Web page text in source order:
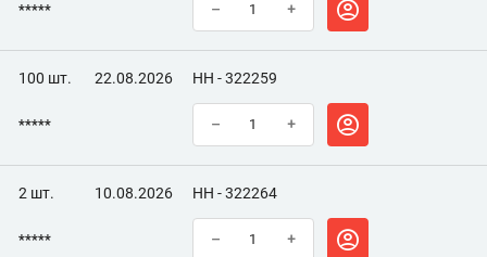
***** – +
100 шт. 22.08.2026 НН - 322259
***** – +
2 шт. 10.08.2026 НН - 322264
***** – +